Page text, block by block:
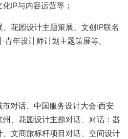
IP与内容运营等；
花园设计主题策展、文创IP联名
青年设计师计划主题策展等。
市对话、中国服务设计大会·西安
、花园设计主题对话、对话：器
文商旅标杆项目对话、空间设计